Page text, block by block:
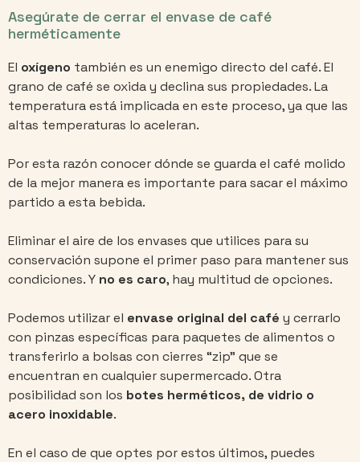
Asegúrate de cerrar el envase de café
herméticamente
El oxígeno también es un enemigo directo del café. El
grano de café se oxida y declina sus propiedades. La
temperatura está implicada en este proceso, ya que las
altas temperaturas lo aceleran.
Por esta razón conocer dónde se guarda el café molido
de la mejor manera es importante para sacar el máximo
partido a esta bebida.
Eliminar el aire de los envases que utilices para su
conservación supone el primer paso para mantener sus
condiciones. Y no es caro, hay multitud de opciones.
Podemos utilizar el envase original del café y cerrarlo
con pinzas específicas para paquetes de alimentos o
transferirlo a bolsas con cierres “zip” que se
encuentran en cualquier supermercado. Otra
posibilidad son los botes herméticos, de vidrio o
acero inoxidable.
En el caso de que optes por estos últimos, puedes